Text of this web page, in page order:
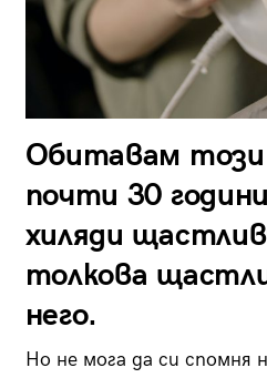
Обитавам
почти 30
хиляди
толкова
него.
Но не мога да си спомня